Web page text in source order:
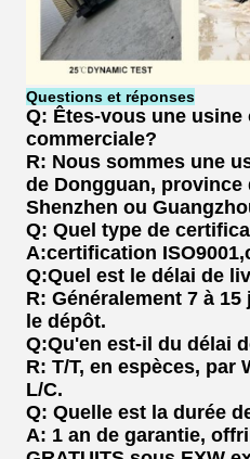
Questions et réponses
Q: Êtes-vous une usine
commerciale?
R: Nous sommes une
de Dongguan, province
Shenzhen ou
Q: Quel type de
A:certification
Q:Quel est le délai de
R: Généralement 7 à
le dépôt.
Q:Qu'en est-il du délai
R: T/T, en espèces, par
L/C.
Q: Quelle est la durée
A: 1 an de garantie,